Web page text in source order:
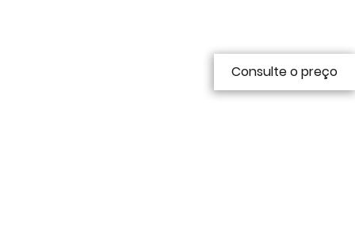
Consulte o preço